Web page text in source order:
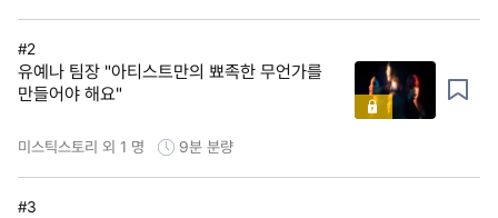
#2
유예나 팀장 "아티스트만의 뾰족한 무언가를
만들어야 해요"
미스틱스토리 외 1 명 9분 분량
#3